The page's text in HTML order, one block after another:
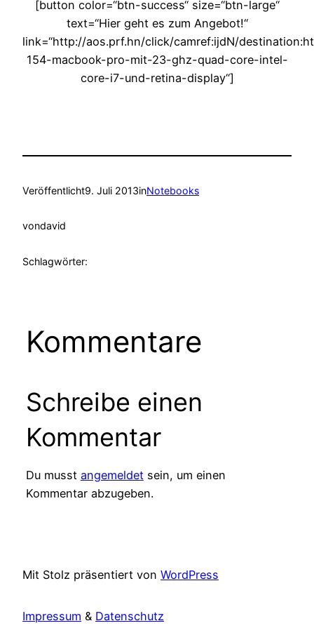
[button color=“btn-success“ size=“btn-large“
text=“Hier geht es zum Angebot!“
link=“http://aos.prf.hn/click/camref:ijdN/
154-macbook-pro-mit-23-ghz-quad-core-intel-
core-i7-und-retina-display“]
Veröffentlicht9. Juli 2013inNotebooks
vondavid
Schlagwörter:
Kommentare
Schreibe einen
Kommentar
Du musst angemeldetsein, um einen
Kommentar abzugeben.
Mit Stolz präsentiert von WordPress
Impressum & Datenschutz